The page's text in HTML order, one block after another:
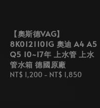
【奧斯德VAG】
8K0121101G 奧迪 A4 A5
Q5 10~17年 上水管 上水
管水箱 德國原廠
Regular
NT$ 1,200 - NT$ 1,850